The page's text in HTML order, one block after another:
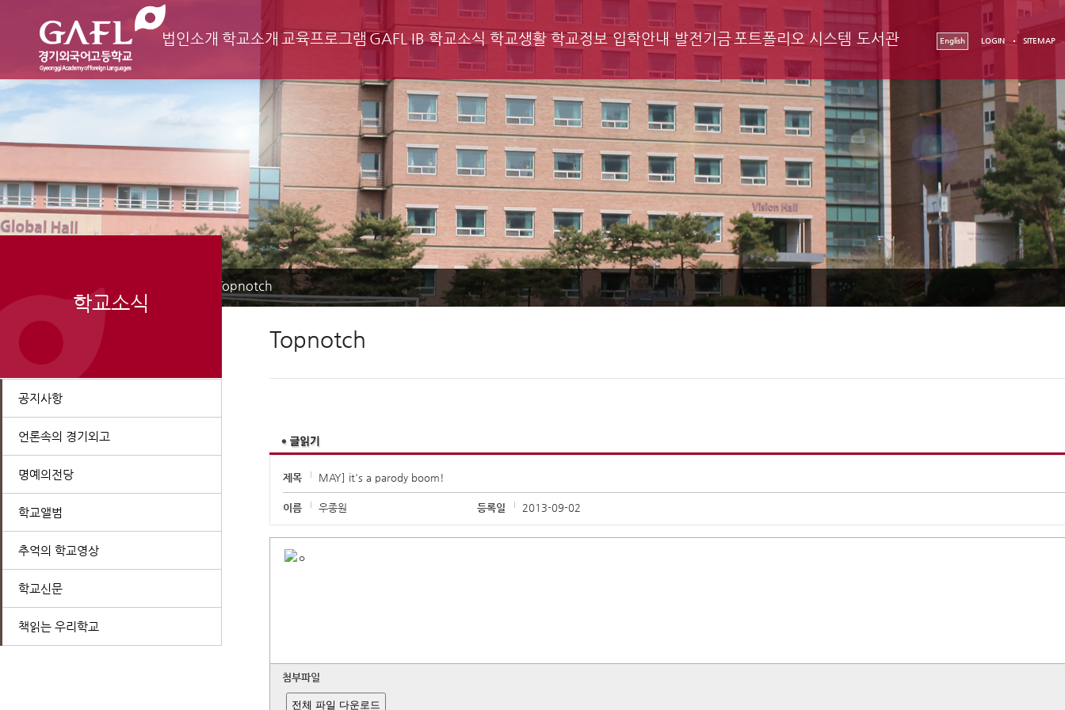
English LOGIN SITEMAP
법인소개 학교소개 교육프로그램 GAFL IB 학교소식 학교생활 학교정보 입학안내 발전기금포트폴리오 시스템 도서관
Home Topnotch
학교소식
공지사항
언론속의 경기외고
명예의전당
학교앨범
추억의 학교영상
학교신문
책읽는 우리학교
Topnotch
제목 MAY] it's a parody boom!
이름 우종원 등록일 2013-09-02
첨부파일
전체 파일 다운로드